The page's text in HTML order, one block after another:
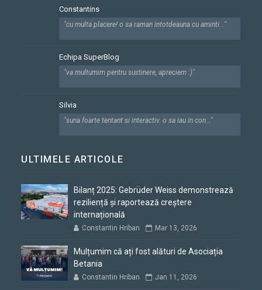
Constantins
"cu multa placere! o sa raman intotdeauna cu aminti..."
Echipa SuperBlog
"va multumim pentru sustinere, apreciem :)"
Silvia
"suna foarte tentant si interactiv. o sa iau in con..."
ULTIMELE ARTICOLE
Bilanț 2025: Gebrüder Weiss demonstrează
reziliență și raportează creștere
internațională
Constantin Hriban Mar 13, 2026
Mulțumim că ați fost alături de Asociația
Betania
Constantin Hriban Jan 11, 2026